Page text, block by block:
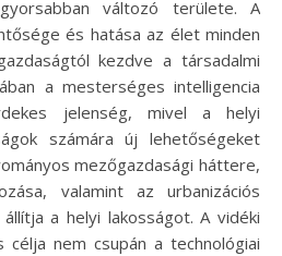
változó területe. A
és hatása az élet minden
kezdve a társadalmi
a mesterséges intelligencia
jelenség, mivel a helyi
számára új lehetőségeket
mezőgazdasági háttere,
valamint az urbanizációs
a helyi lakosságot. A vidéki
célja nem csupán a technológiai